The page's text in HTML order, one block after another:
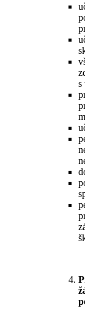
s